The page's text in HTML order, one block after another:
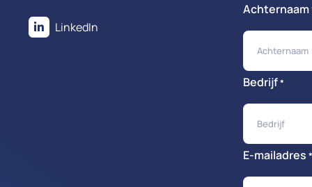
LinkedIn
Achternaam
Bedrijf*
E-mailadres